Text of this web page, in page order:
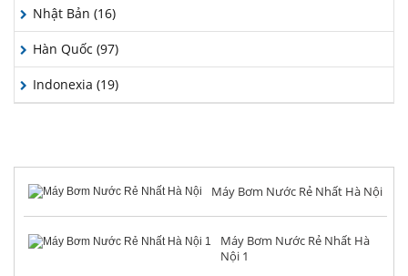
Nhật Bản (16)
Hàn Quốc (97)
Indonexia (19)
Máy Bơm Nước Rẻ Nhất Hà Nội
Máy Bơm Nước Rẻ Nhất Hà
Nội 1